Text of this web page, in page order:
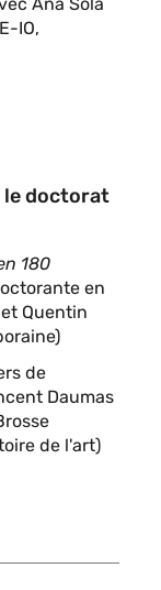
IO,
le doctorat
180
en
Quentin
de
Daumas
de l'art)